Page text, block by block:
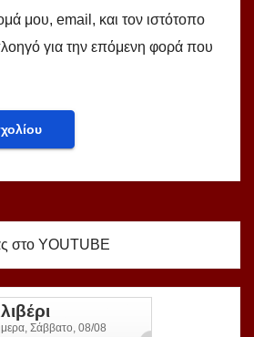
μου, email, και τον ιστότοπο
για την επόμενη φορά που
στο YOUTUBE